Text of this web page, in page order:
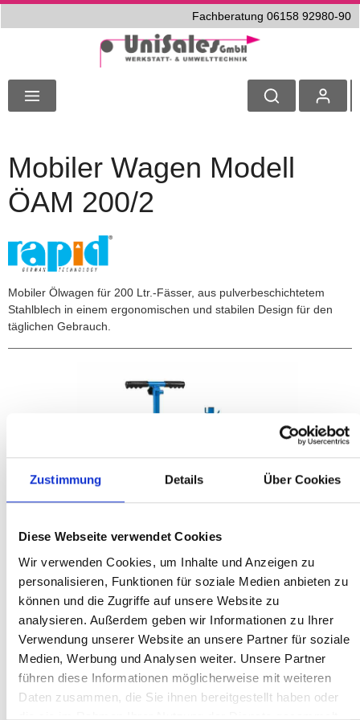
Zustimmung Details Über Cookies
Diese Webseite verwendet Cookies
Wir verwenden Cookies, um Inhalte und Anzeigen zu
personalisieren, Funktionen für soziale Medien anbieten zu
können und die Zugriffe auf unsere Website zu
analysieren. Außerdem geben wir Informationen zu Ihrer
Verwendung unserer Website an unsere Partner für soziale
Medien, Werbung und Analysen weiter. Unsere Partner
führen diese Informationen möglicherweise mit weiteren
Daten zusammen, die Sie ihnen bereitgestellt haben oder
Fachberatung 06158 92980-90
Mobiler Wagen Modell
ÖAM 200/2
Mobiler Ölwagen für 200 Ltr.-Fässer, aus pulverbeschichtetem
Stahlblech in einem ergonomischen und stabilen Design für den
täglichen Gebrauch.
237,51 €* %
316,68 €* (25% gespart)
Inhalt: 1 Stk